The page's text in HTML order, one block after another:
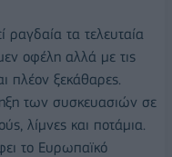
ραγδαία τα τελευταία
οφέλη αλλά με τις
πλέον ξεκάθαρες.
των συσκευασιών σε
λίμνες και ποτάμια.
το Ευρωπαϊκό